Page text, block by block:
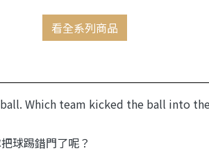
看全系列商品
Which team kicked the ball into
球踢錯門了呢？